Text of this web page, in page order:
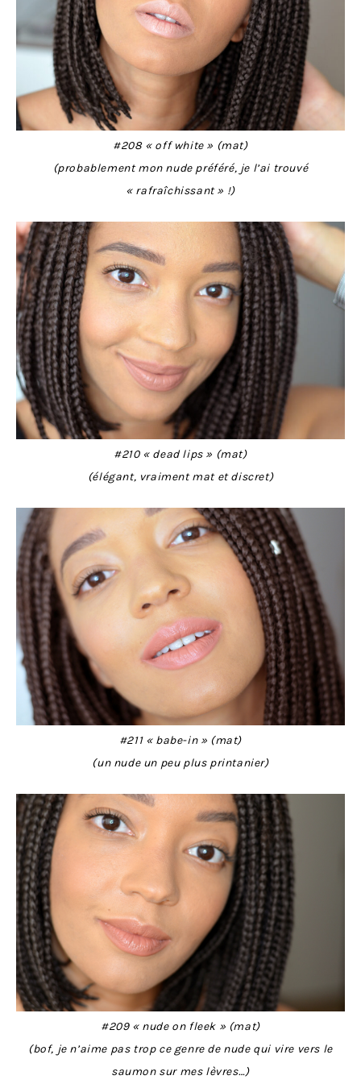
#208 « off white » (mat)
(probablement mon nude préféré, je l’ai trouvé
« rafraîchissant » !)
#210 « dead lips » (mat)
(élégant, vraiment mat et discret)
#211 « babe-in » (mat)
(un nude un peu plus printanier)
#209 « nude on fleek » (mat)
(bof, je n’aime pas trop ce genre de nude qui vire vers le
saumon sur mes lèvres…)